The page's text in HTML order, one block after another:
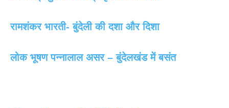
रामशंकर भारती- बुंदेली की दशा और दिशा
लोक भूषण पन्नालाल असर – बुंदेलखंड में बसंत